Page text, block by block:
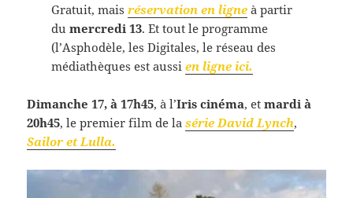
Gratuit, mais réservation en ligneà partir
du mercredi 13. Et tout le programme
(l’Asphodèle, les Digitales, le réseau des
médiathèques est aussi en ligne ici.
Dimanche 17, à 17h45, à l’Iris cinéma, etmardi à
20h45, le premier film de lasérie David Lynch,
Sailor et Lulla.